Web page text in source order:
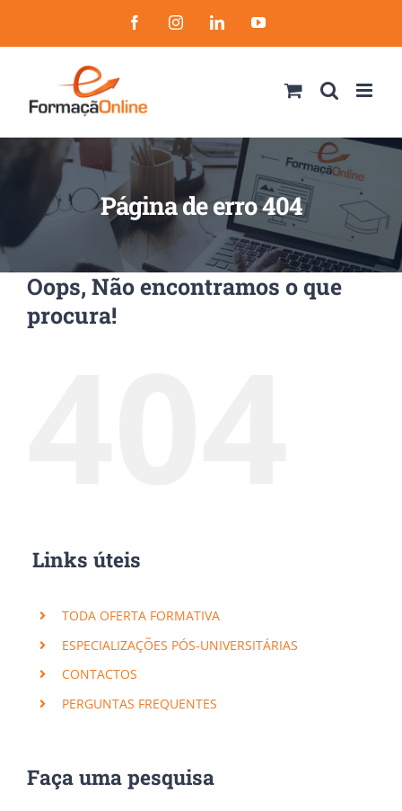
to
FacebookInstagramLinkedInYouTube
Página de erro 404
Oops, Não encontramos o que
procura!
Links úteis
TODA OFERTA FORMATIVA
ESPECIALIZAÇÕES PÓS-UNIVERSITÁRIAS
CONTACTOS
PERGUNTAS FREQUENTES
Faça uma pesquisa